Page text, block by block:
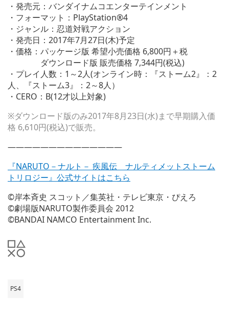
・発売元：バンダイナムコエンターテインメント
・フォーマット：PlayStation®4
・ジャンル：忍道対戦アクション
・発売日：2017年7月27日(木)予定
・価格：パッケージ版 希望小売価格 6,800円＋税
ダウンロード版 販売価格 7,344円(税込)
・プレイ人数：1～2人(オンライン時：『ストーム2』：2
人、『ストーム3』：2～8人）
・CERO：B(12才以上対象)
※ダウンロード版のみ2017年8月23日(水)まで早期購入価
格 6,610円(税込)で販売。
——————————————
『NARUTO－ナルト－ 疾風伝 ナルティメットストーム
トリロジー』公式サイトはこちら
©岸本斉史 スコット／集英社・テレビ東京・ぴえろ
©劇場版NARUTO製作委員会 2012
©BANDAI NAMCO Entertainment Inc.
PS4